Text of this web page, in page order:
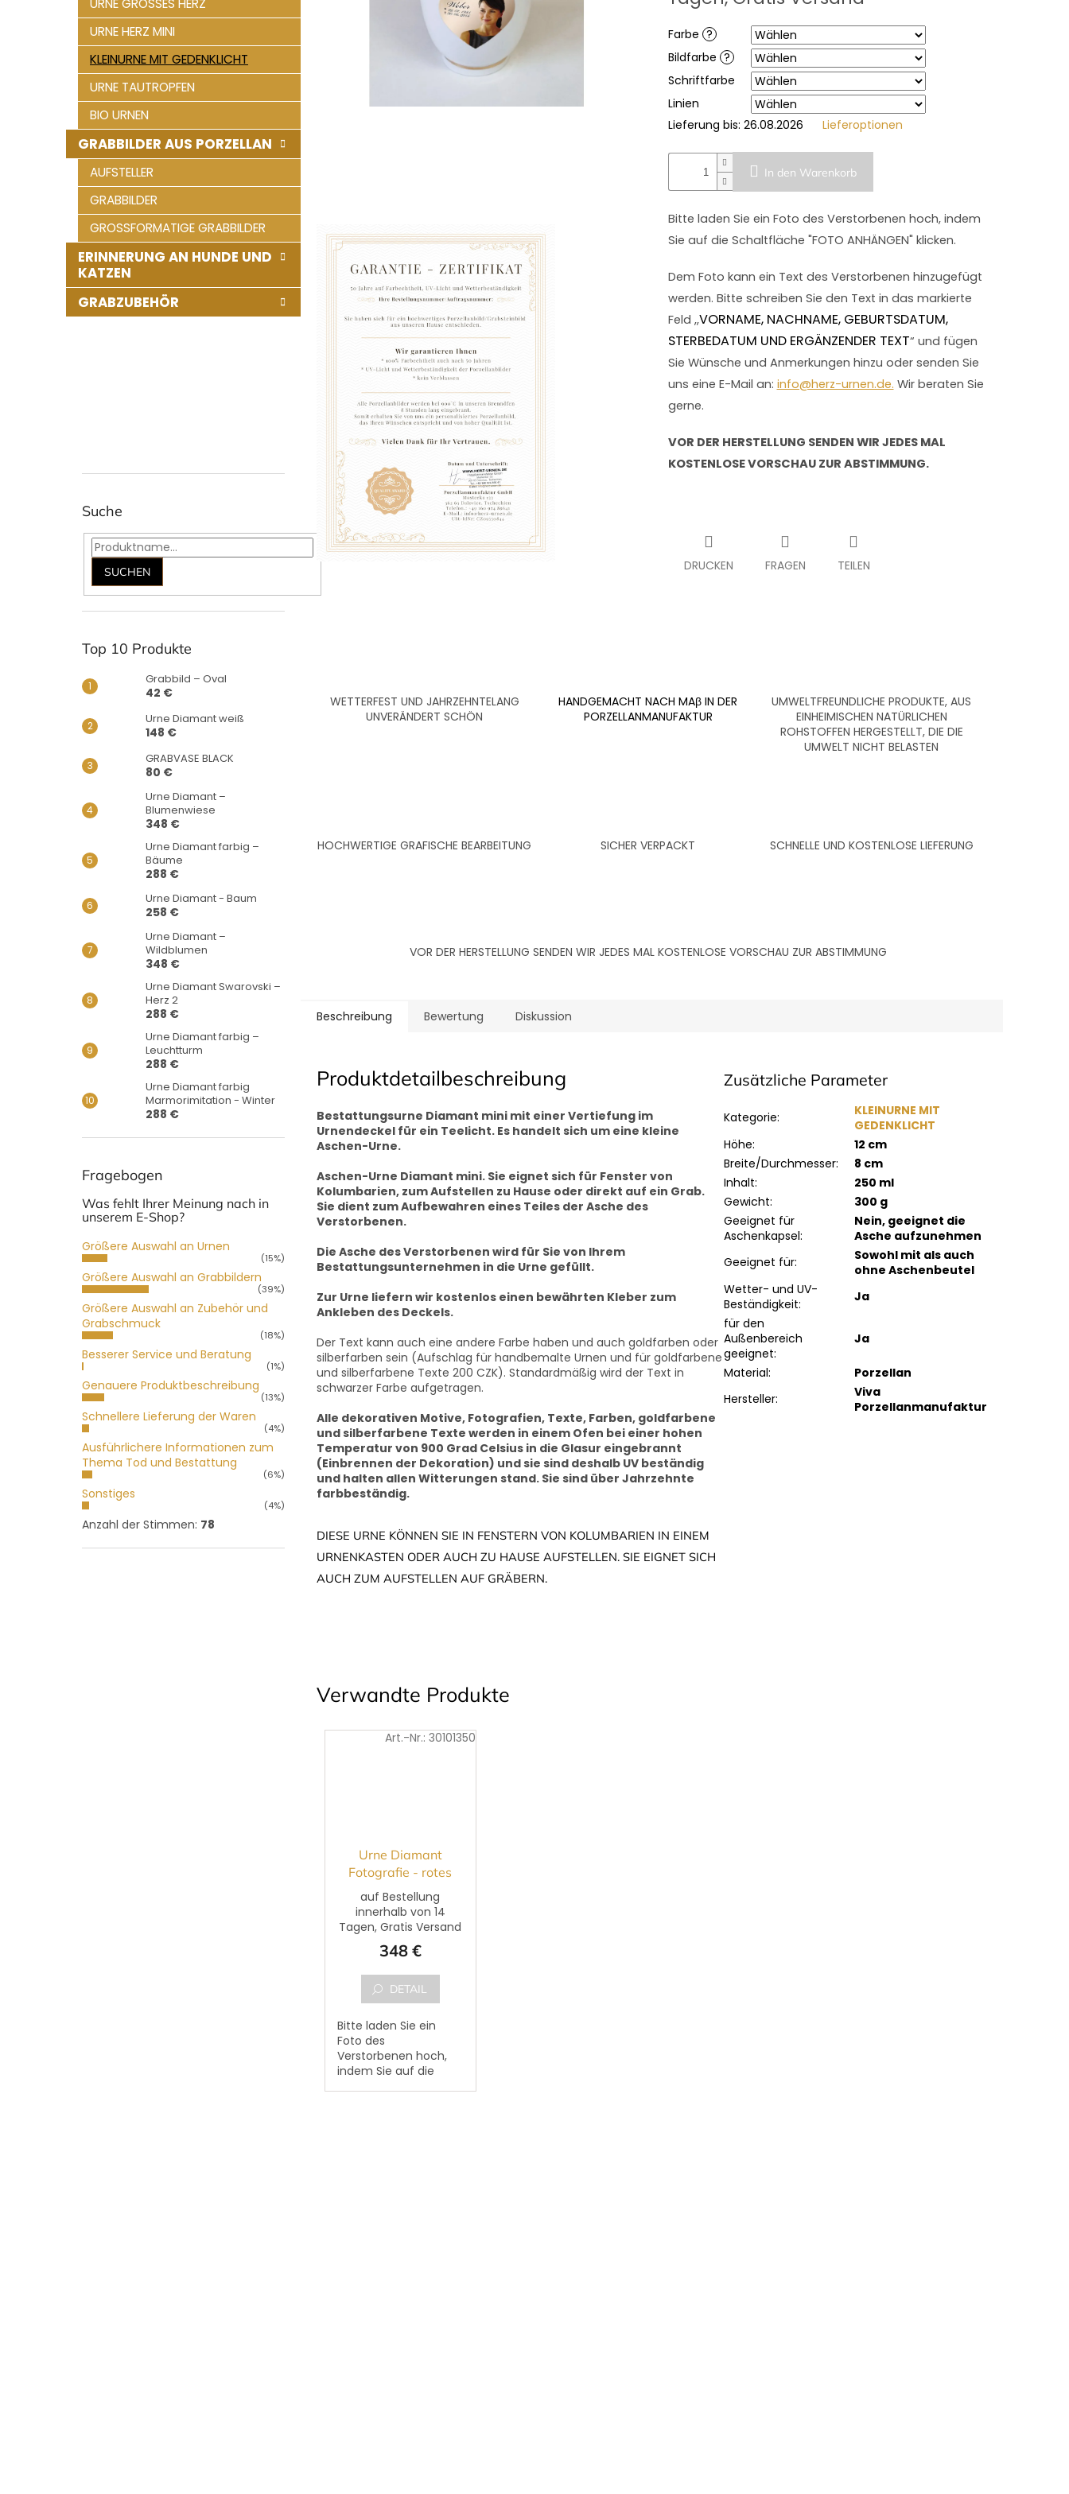
URNE GROSSES HERZ
URNE HERZ MINI
KLEINURNE MIT GEDENKLICHT
URNE TAUTROPFEN
BIO URNEN
GRABBILDER AUS PORZELLAN
AUFSTELLER
GRABBILDER
GROSSFORMATIGE GRABBILDER
ERINNERUNG AN HUNDE UND
KATZEN
GRABZUBEHÖR
Suche
SUCHEN
Top 10 Produkte
Grabbild – Oval
42 €
Urne Diamant weiß
148 €
GRABVASE BLACK
80 €
Urne Diamant –
Blumenwiese
348 €
Urne Diamant farbig –
Bäume
288 €
Urne Diamant - Baum
258 €
Urne Diamant –
Wildblumen
348 €
Urne Diamant Swarovski –
Herz 2
288 €
Urne Diamant farbig –
Leuchtturm
288 €
Urne Diamant farbig
Marmorimitation - Winter
288 €
Fragebogen
Was fehlt Ihrer Meinung nach in
unserem E-Shop?
Größere Auswahl an Urnen
(15%)
Größere Auswahl an Grabbildern
(39%)
Größere Auswahl an Zubehör und
Grabschmuck
(18%)
Besserer Service und Beratung
(1%)
Genauere Produktbeschreibung
(13%)
Schnellere Lieferung der Waren
(4%)
Ausführlichere Informationen zum
Thema Tod und Bestattung
(6%)
Sonstiges
(4%)
Anzahl der Stimmen: 78
Sternen.
Farbe ?
Bildfarbe ?
Schriftfarbe
Linien
Lieferung bis: 26.08.2026 Lieferoptionen
In den Warenkorb
Bitte laden Sie ein Foto des Verstorbenen hoch, indem
Sie auf die Schaltfläche "FOTO ANHÄNGEN" klicken.
Dem Foto kann ein Text des Verstorbenen hinzugefügt
werden. Bitte schreiben Sie den Text in das markierte
Feld ,,VORNAME, NACHNAME, GEBURTSDATUM,
STERBEDATUM UND ERGÄNZENDER TEXT“ und fügen
Sie Wünsche und Anmerkungen hinzu oder senden Sie
uns eine E-Mail an: info@herz-urnen.de. Wir beraten Sie
gerne.
VOR DER HERSTELLUNG SENDEN WIR JEDES MAL
KOSTENLOSE VORSCHAU ZUR ABSTIMMUNG.
DRUCKEN FRAGEN TEILEN
WETTERFEST UND JAHRZEHNTELANG
UNVERÄNDERT SCHÖN
HANDGEMACHT NACH MAβ IN DER
PORZELLANMANUFAKTUR
UMWELTFREUNDLICHE PRODUKTE, AUS
EINHEIMISCHEN NATÜRLICHEN
ROHSTOFFEN HERGESTELLT, DIE DIE
UMWELT NICHT BELASTEN
HOCHWERTIGE GRAFISCHE BEARBEITUNG SICHER VERPACKT SCHNELLE UND KOSTENLOSE LIEFERUNG
VOR DER HERSTELLUNG SENDEN WIR JEDES MAL KOSTENLOSE VORSCHAU ZUR ABSTIMMUNG
Verwandte Produkte
Urne Diamant
Fotografie - rotes
Herz
auf Bestellung
innerhalb von 14
Tagen, Gratis Versand
348 €
DETAIL
Bitte laden Sie ein
Foto des
Verstorbenen hoch,
indem Sie auf die
Art.-Nr.: 30101350
Beschreibung Bewertung Diskussion
Produktdetailbeschreibung
Bestattungsurne Diamant mini mit einer Vertiefung im
Urnendeckel für ein Teelicht. Es handelt sich um eine kleine
Aschen-Urne.
Aschen-Urne Diamant mini. Sie eignet sich für Fenster von
Kolumbarien, zum Aufstellen zu Hause oder direkt auf ein Grab.
Sie dient zum Aufbewahren eines Teiles der Asche des
Verstorbenen.
Die Asche des Verstorbenen wird für Sie von Ihrem
Bestattungsunternehmen in die Urne gefüllt.
Zur Urne liefern wir kostenlos einen bewährten Kleber zum
Ankleben des Deckels.
Der Text kann auch eine andere Farbe haben und auch goldfarben oder
silberfarben sein (Aufschlag für handbemalte Urnen und für goldfarbene
und silberfarbene Texte 200 CZK). Standardmäßig wird der Text in
schwarzer Farbe aufgetragen.
Alle dekorativen Motive, Fotografien, Texte, Farben, goldfarbene
und silberfarbene Texte werden in einem Ofen bei einer hohen
Temperatur von 900 Grad Celsius in die Glasur eingebrannt
(Einbrennen der Dekoration) und sie sind deshalb UV beständig
und halten allen Witterungen stand. Sie sind über Jahrzehnte
farbbeständig.
DIESE URNE KÖNNEN SIE IN FENSTERN VON KOLUMBARIEN IN EINEM
URNENKASTEN ODER AUCH ZU HAUSE AUFSTELLEN. SIE EIGNET SICH
AUCH ZUM AUFSTELLEN AUF GRÄBERN.
Zusätzliche Parameter
Kategorie:
KLEINURNE MIT
GEDENKLICHT
Höhe:
12 cm
Breite/Durchmesser:
8 cm
Inhalt:
250 ml
Gewicht:
300 g
Geeignet für
Aschenkapsel:
Nein, geeignet die
Asche aufzunehmen
Geeignet für:
Sowohl mit als auch
ohne Aschenbeutel
Wetter- und UV-
Beständigkeit:
Ja
für den
Außenbereich
geeignet:
Ja
Material:
Porzellan
Hersteller:
Viva
Porzellanmanufaktur